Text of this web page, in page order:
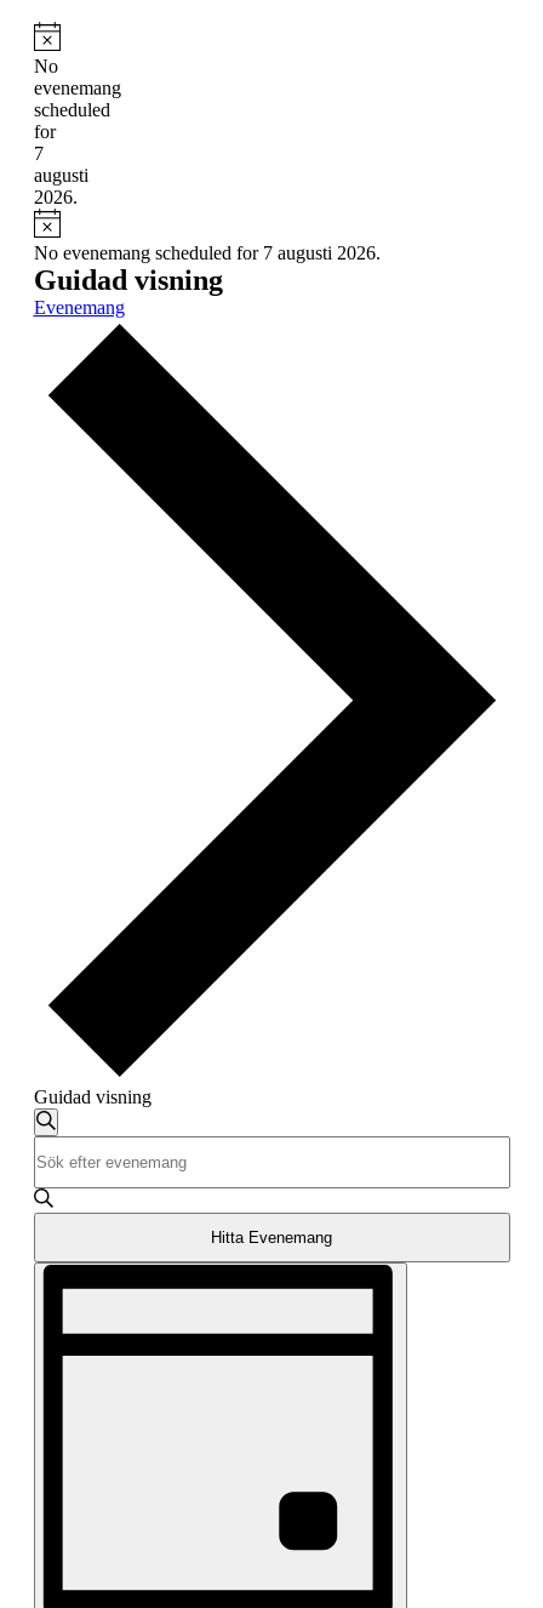
Notice
No
evenemang
scheduled
for
7
augusti
2026.
Notice
No evenemang scheduled for 7 augusti 2026.
Guidad visning
Evenemang
Guidad visning
Evenemang
Search
and
Views
Navigation
Sök
nyckelord.
Sök
efter
efter
nyckelord.
Hitta Evenemang
Evenemang